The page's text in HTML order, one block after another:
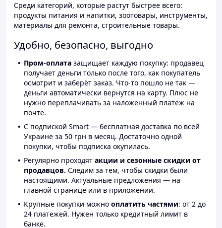
Среди категорий, которые растут быстрее всего:
продукты питания и напитки, зоотовары, инструменты,
материалы для ремонта, строительные товары.
Удобно, безопасно, выгодно
Пром-оплата защищает каждую покупку: продавец
получает деньги только после того, как покупатель
осмотрит и заберёт заказ. Что-то пошло не так —
деньги автоматически вернутся на карту. Плюс не
нужно переплачивать за наложенный платёж на
почте.
С подпиской Smart — бесплатная доставка по всей
Украине за 50 грн в месяц. Достаточно одной
покупки, чтобы подписка окупилась.
Регулярно проходят акции и сезонные скидки от
продавцов. Следим за тем, чтобы скидки были
настоящими. Актуальные предложения — на
главной странице или в приложении.
Крупные покупки можно оплатить частями: от 2 до
24 платежей. Нужен только кредитный лимит в
банке.